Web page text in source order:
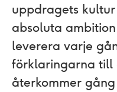
uppdragets
absoluta
leverera varje
förklaringarna till
återkommer